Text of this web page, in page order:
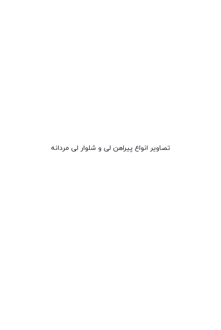
تصاویر انواع پیراهن لی و شلوار لی مردانه